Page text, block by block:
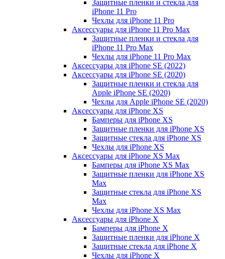
Защитные пленки и стекла для
iPhone 11 Pro
Чехлы для iPhone 11 Pro
Аксессуары для iPhone 11 Pro Max
Защитные пленки и стекла для
iPhone 11 Pro Max
Чехлы для iPhone 11 Pro Max
Аксессуары для iPhone SE (2022)
Аксессуары для iPhone SE (2020)
Защитные пленки и стекла для
Apple iPhone SE (2020)
Чехлы для Apple iPhone SE (2020)
Аксессуары для iPhone ХS
Бамперы для iPhone ХS
Защитные пленки для iPhone ХS
Защитные стекла для iPhone ХS
Чехлы для iPhone ХS
Аксессуары для iPhone ХS Max
Бамперы для iPhone XS Max
Защитные пленки для iPhone XS
Max
Защитные стекла для iPhone XS
Max
Чехлы для iPhone XS Max
Аксессуары для iPhone X
Бамперы для iPhone X
Защитные пленки для iPhone X
Защитные стекла для iPhone X
Чехлы для iPhone X